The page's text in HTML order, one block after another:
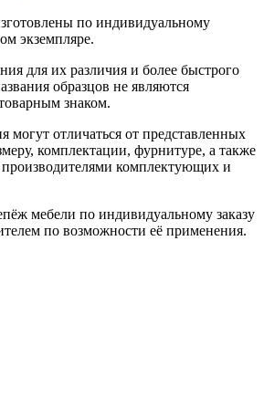
по индивидуальному
экземпляре.
для их различия и более быстрого
образцов не являются
знаком.
могут отличаться от представленных
комплектации, фурнитуре, а также
комплектующих и
мебели по индивидуальному заказу
по возможности её применения.